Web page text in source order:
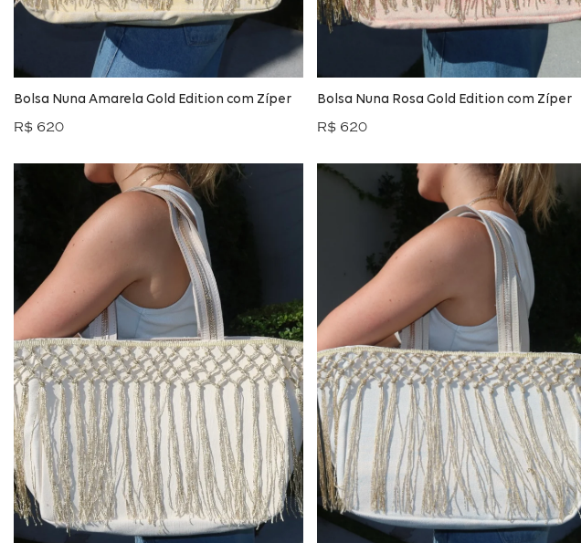
Bolsa Nuna Amarela Gold Edition com Zíper
R$ 620
Bolsa Nuna Rosa Gold Edition com Zíper
R$ 620